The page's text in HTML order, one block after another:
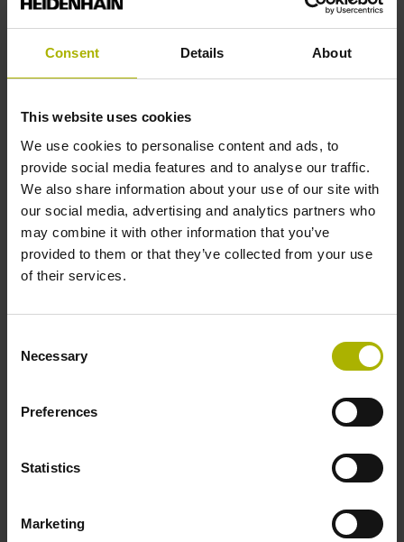
Consent Details About
This website uses cookies
We use cookies to personalise content and ads, to
provide social media features and to analyse our traffic.
We also share information about your use of our site with
our social media, advertising and analytics partners who
may combine it with other information that you’ve
provided to them or that they’ve collected from your use
of their services.
Selection
Necessary
Preferences
Statistics
Marketing
USt-Id-Nr.:
DE 131 557 292
Haftungsausschluss
Eine Garantie für die Fehlerfreiheit, Genauigkeit und
Vollständigkeit der Angaben kann die DR. JOHANNES
HEIDENHAIN GmbH nicht übernehmen und schließt
daher eine Haftung für Verluste oder Schäden jeder Art
Ebenso übernimmt die DR. JOHANNES HEIDENHAIN
Betreiber, zu denen Besucher dieser Website über hier
eingefügte Links (Verknüpfungen) gelangen. Für diese
zuständig.
Grafiken, Animationen, Videos und sonstige Inhalte dieser